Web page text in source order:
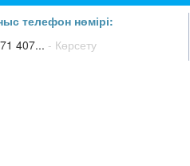
телефон нөмірі:
407... - Көрсету